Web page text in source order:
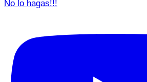
No lo hagas!!!